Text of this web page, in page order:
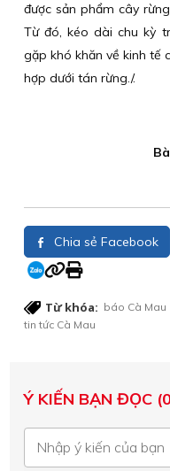
được sản phẩm cây
Từ đó, kéo dài chu kỳ
gặp khó khăn về kinh tế
hợp dưới tán rừng./.
Chia sẻ Facebook
Từ khóa: báo Cà Mau
tin tức Cà Mau
Ý KIẾN BẠN ĐỌC